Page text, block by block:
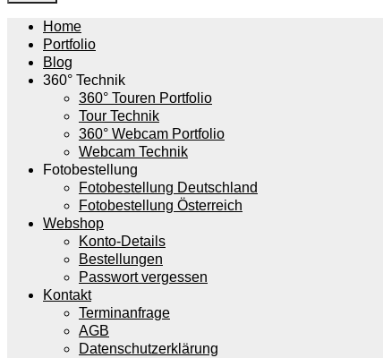
Home
Portfolio
Blog
360° Technik
360° Touren Portfolio
Tour Technik
360° Webcam Portfolio
Webcam Technik
Fotobestellung
Fotobestellung Deutschland
Fotobestellung Österreich
Webshop
Konto-Details
Bestellungen
Passwort vergessen
Kontakt
Terminanfrage
AGB
Datenschutzerklärung